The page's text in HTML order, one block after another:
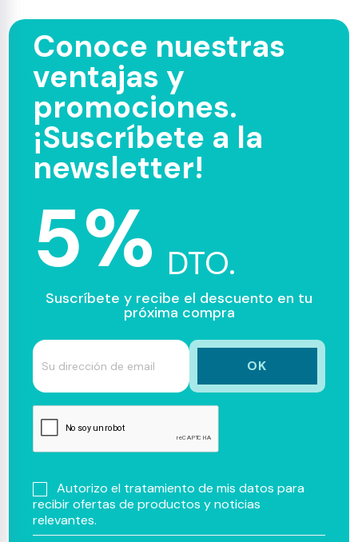
Conoce nuestras
ventajas y
promociones.
¡Suscríbete a la
newsletter!
5% DTO.
Suscríbete y recibe el descuento en tu
próxima compra
Autorizo el tratamiento de mis datos para
recibir ofertas de productos y noticias
relevantes.